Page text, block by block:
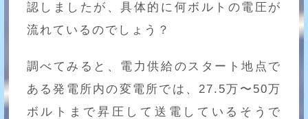
認しましたが、具体的に何ボルトの電圧が
流れているのでしょう？
調べてみると、電力供給のスタート地点で
ある発電所内の変電所では、27.5万〜50万
ボルトまで昇圧して送電しているそうで